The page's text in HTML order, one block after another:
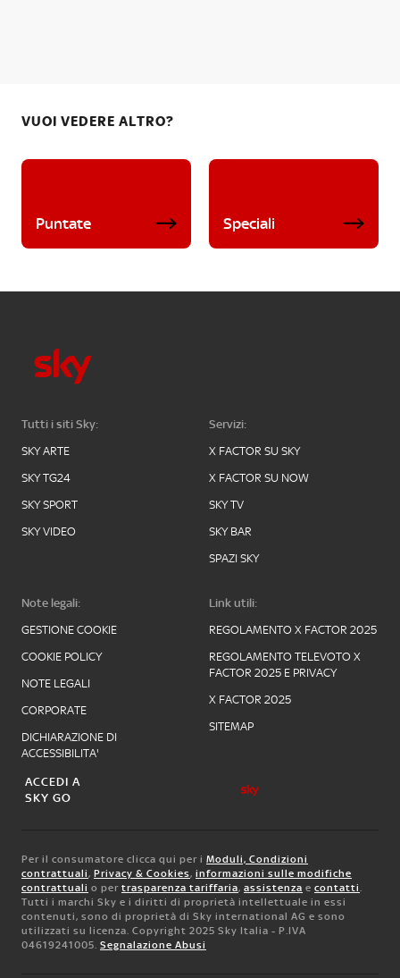
VUOI VEDERE ALTRO?
Puntate Speciali
Tutti i siti Sky:
SKY ARTE
SKY TG24
SKY SPORT
SKY VIDEO
Servizi:
X FACTOR SU SKY
X FACTOR SU NOW
SKY TV
SKY BAR
SPAZI SKY
Note legali:
GESTIONE COOKIE
COOKIE POLICY
NOTE LEGALI
CORPORATE
DICHIARAZIONE DI
ACCESSIBILITA'
Link utili:
REGOLAMENTO X FACTOR 2025
REGOLAMENTO TELEVOTO X
FACTOR 2025 E PRIVACY
X FACTOR 2025
SITEMAP
ACCEDI A
SKY GO
Per il consumatore clicca qui per i Moduli, Condizioni
contrattuali, Privacy & Cookies, informazioni sulle modifiche
contrattuali o per trasparenza tariffaria, assistenza e contatti.
Tutti i marchi Sky e i diritti di proprietà intellettuale in essi
contenuti, sono di proprietà di Sky international AG e sono
utilizzati su licenza. Copyright 2025 Sky Italia - P.IVA
04619241005. Segnalazione Abusi